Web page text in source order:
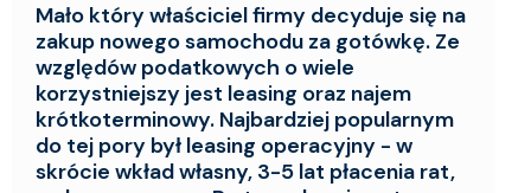
Mało który właściciel firmy decyduje się na
zakup nowego samochodu za gotówkę. Ze
względów podatkowych o wiele
korzystniejszy jest leasing oraz najem
krótkoterminowy. Najbardziej popularnym
do tej pory był leasing operacyjny - w
skrócie wkład własny, 3-5 lat płacenia rat,